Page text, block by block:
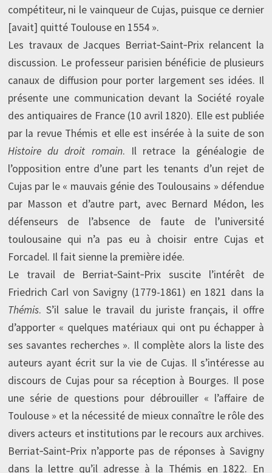
compétiteur, ni le vainqueur de Cujas, puisque ce dernier
[avait] quitté Toulouse en 1554 ».
Les travaux de Jacques Berriat‑Saint‑Prix relancent la
discussion. Le professeur parisien bénéficie de plusieurs
canaux de diffusion pour porter largement ses idées. Il
présente une communication devant la Société royale
des antiquaires de France (10 avril 1820). Elle est publiée
par la revue Thémis et elle est insérée à la suite de son
Histoire du droit romain. Il retrace la généalogie de
l’opposition entre d’une part les tenants d’un rejet de
Cujas par le « mauvais génie des Toulousains » défendue
par Masson et d’autre part, avec Bernard Médon, les
défenseurs de l’absence de faute de l’université
toulousaine qui n’a pas eu à choisir entre Cujas et
Forcadel. Il fait sienne la première idée.
Le travail de Berriat‑Saint‑Prix suscite l’intérêt de
Friedrich Carl von Savigny (1779-1861) en 1821 dans la
Thémis. S’il salue le travail du juriste français, il offre
d’apporter « quelques matériaux qui ont pu échapper à
ses savantes recherches ». Il complète alors la liste des
auteurs ayant écrit sur la vie de Cujas. Il s’intéresse au
discours de Cujas pour sa réception à Bourges. Il pose
une série de questions pour débrouiller « l’affaire de
Toulouse » et la nécessité de mieux connaître le rôle des
divers acteurs et institutions par le recours aux archives.
Berriat‑Saint‑Prix n’apporte pas de réponses à Savigny
dans la lettre qu’il adresse à la Thémis en 1822. En